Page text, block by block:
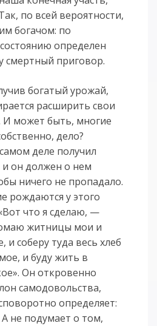
по всей вероятности,
богачом: по
определен
смертный приговор.
богатый урожай,
расширить свои
И может быть, многие
дело?
деле получил
он должен о нем
ничего не пропадало.
рождаются у этого
что я сделаю, —
житницы мои и
соберу туда весь хлеб
и буду жить в
Он откровенно
самодовольства,
определяет:
не подумает о том,